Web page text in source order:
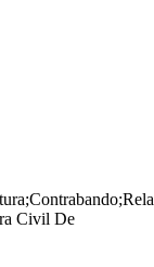
;Contrabando;
Civil De